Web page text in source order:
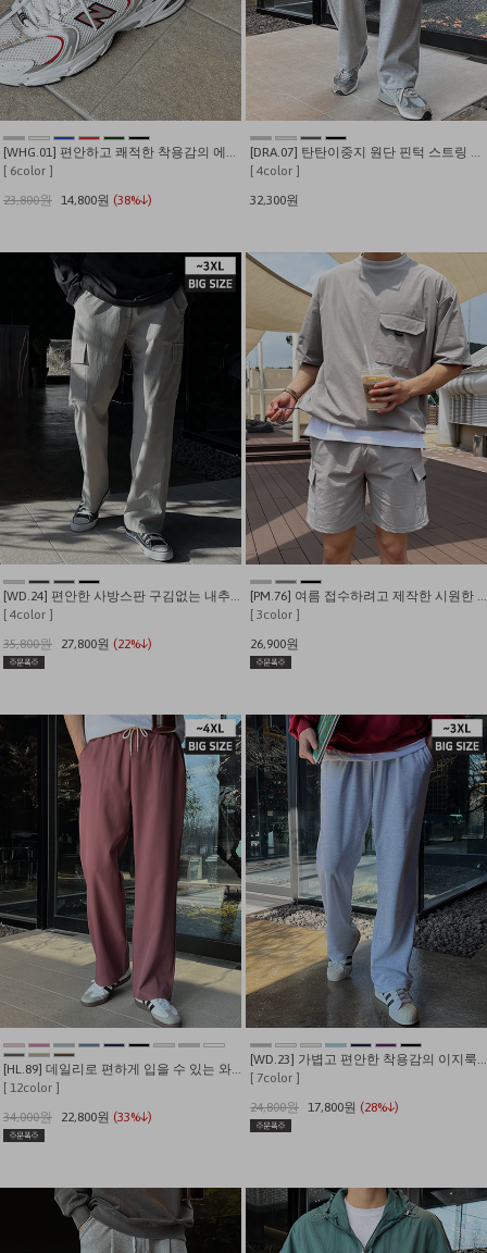
[WHG.01] 편안하고 쾌적한 착용감의 에어 스트링 와이드 팬츠
[ 6color ]
23,800원 14,800원 (38%↓)
[DRA.07] 탄탄이중지 원단 핀턱 스트링 와이드 트레이닝팬츠
[ 4color ]
32,300원
[WD.24] 편안한 사방스판 구김없는 내추럴 나일론 카고팬츠
[ 4color ]
35,800원
27,800원 (22%↓)
[PM.76] 여름 접수하려고 제작한 시원한 스판 윈드 스트링 반팔티
[ 3color ]
26,900원
[HL.89] 데일리로 편하게 입을 수 있는 와이드 밴딩 스판 슬랙스
[ 12color ]
34,000원
22,800원 (33%↓)
[WD.23] 가볍고 편안한 착용감의 이지룩 기획 와이드 트레이닝 팬츠
[ 7color ]
24,800원 17,800원 (28%↓)